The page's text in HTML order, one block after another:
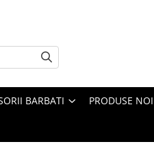
BARBATI PRODUSE NOI